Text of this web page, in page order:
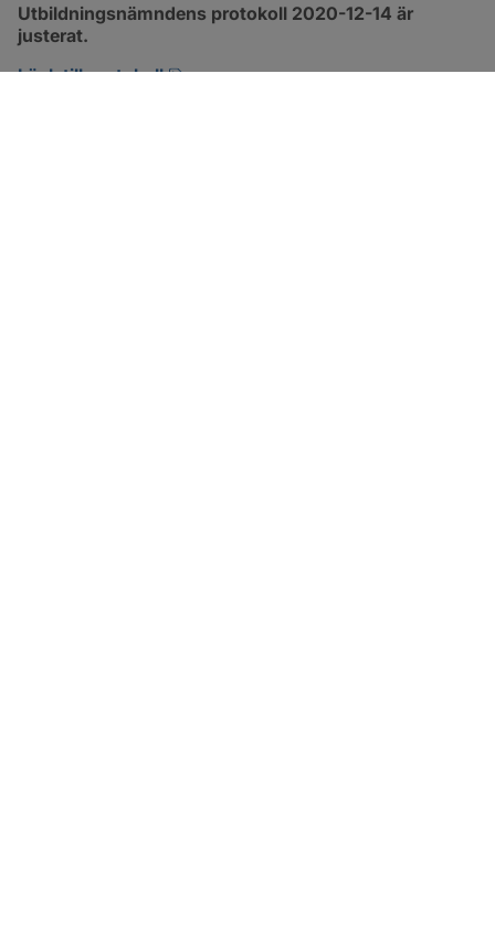
Utbildningsnämndens protokoll 2020-12-14 är
justerat.
Länk till protokoll
pdf, 161.6 kB, öppnas i nytt fönster.